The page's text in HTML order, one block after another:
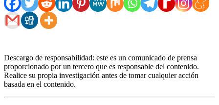
Descargo de responsabilidad: este es un comunicado de prensa
proporcionado por un tercero que es responsable del contenido.
Realice su propia investigación antes de tomar cualquier acción
basada en el contenido.